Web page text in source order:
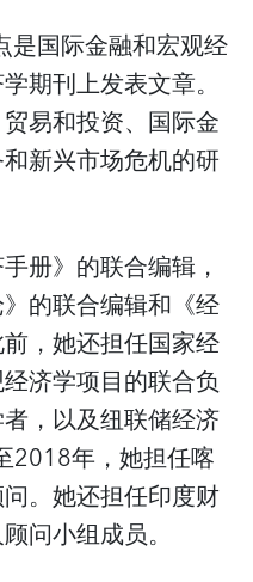
国际金融和宏观经
期刊上发表文章。
易和投资、国际金
新兴市场危机的研
册》的联合编辑，
的联合编辑和《经
，她还担任国家经
济学项目的联合负
，以及纽联储经济
2018年，她担任喀
。她还担任印度财
问小组成员。